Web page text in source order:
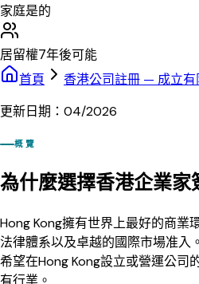
家庭是的
居留權7年後可能
首頁 香港公司註冊 — 成立有
更新日期：04/2026
概覽
為什麼選擇香港企業家
Hong Kong擁有世界上最好的商
法律體系以及卓越的國際市場准
希望在Hong Kong設立或營運公
有行業。